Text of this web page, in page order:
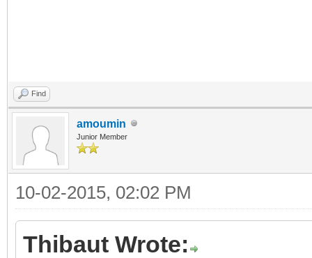
Find
amoumin
Junior Member
10-02-2015, 02:02 PM
Thibaut Wrote: